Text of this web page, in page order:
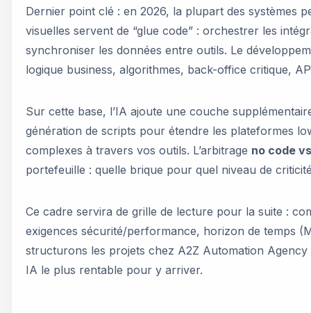
Dernier point clé : en 2026, la plupart des systèmes
visuelles servent de “glue code” : orchestrer les
synchroniser les données entre outils. Le
logique business, algorithmes, back-office critique,
Sur cette base, l’IA ajoute une couche
génération de scripts pour étendre les plateformes
complexes à travers vos outils. L’arbitrage no code
portefeuille : quelle brique pour quel niveau de
Ce cadre servira de grille de lecture pour la suite :
exigences sécurité/performance, horizon de temps
structurons les projets chez A2Z Automation
IA le plus rentable pour y arriver.